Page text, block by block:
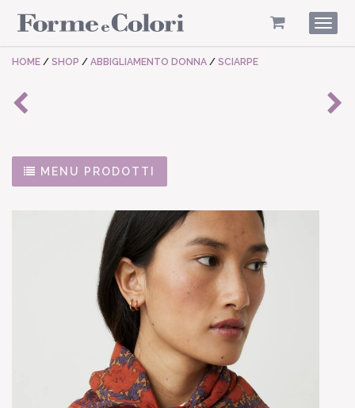
HOME / SHOP / ABBIGLIAMENTO DONNA / SCIARPE
MENU PRODOTTI